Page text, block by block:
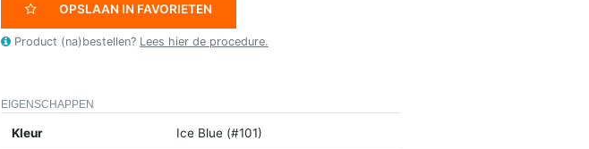
OPSLAAN IN FAVORIETEN
Product (na)bestellen? Lees hier de procedure.
EIGENSCHAPPEN
Kleur Ice Blue (#101)